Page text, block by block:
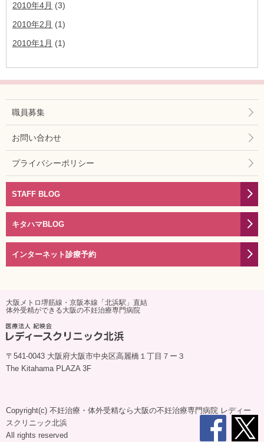
2010年4月 (3)
2010年2月 (1)
2010年1月 (1)
職員募集
お問い合わせ
プライバシーポリシー
STAFF BLOG
キタハマBLOG
インターネット診療予約
大阪メトロ堺筋線・京阪本線「北浜駅」直結
体外受精ができる大阪の不妊治療専門病院
〒541-0043 大阪府大阪市中央区高麗橋１丁目７ー３
The Kitahama PLAZA 3F
Copyright(c) 不妊治療・体外受精なら大阪の不妊治療専門病院 レディー
スクリニック北浜
All rights reserved